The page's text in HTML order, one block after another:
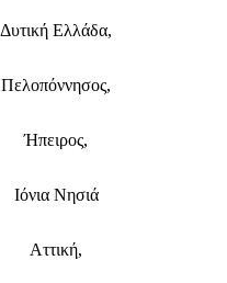
Δυτική Ελλάδα,
Πελοπόννησος,
Ήπειρος,
Ιόνια Νησιά
Αττική,